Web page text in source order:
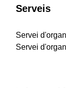
Serveis
Servei
Servei